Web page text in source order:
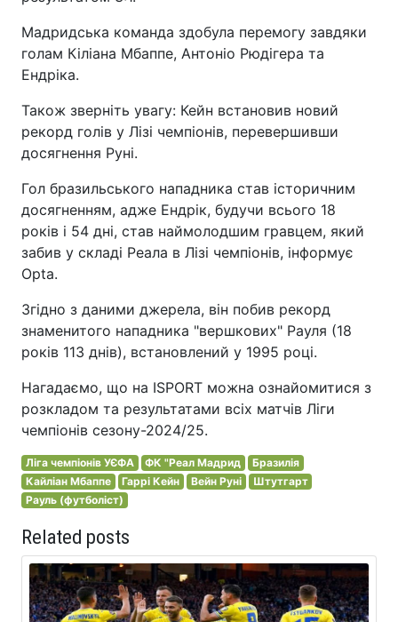
Мадридська команда здобула перемогу завдяки
голам Кіліана Мбаппе, Антоніо Рюдігера та
Ендріка.
Також зверніть увагу: Кейн встановив новий
рекорд голів у Лізі чемпіонів, перевершивши
досягнення Руні.
Гол бразильського нападника став історичним
досягненням, адже Ендрік, будучи всього 18
років і 54 дні, став наймолодшим гравцем, який
забив у складі Реала в Лізі чемпіонів, інформує
Opta.
Згідно з даними джерела, він побив рекорд
знаменитого нападника "вершкових" Рауля (18
років 113 днів), встановлений у 1995 році.
Нагадаємо, що на ISPORT можна ознайомитися з
розкладом та результатами всіх матчів Ліги
чемпіонів сезону-2024/25.
Ліга чемпіонів УЄФА ФК "Реал Мадрид
Бразилія
Кайліан Мбаппе
Гаррі Кейн Вейн Руні
Штутгарт
Рауль (футболіст)
Related posts